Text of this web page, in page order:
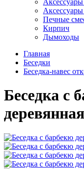
Печные
Кирпич
Дымоходы
Главная
Беседки
Беседка-навес
Беседка с